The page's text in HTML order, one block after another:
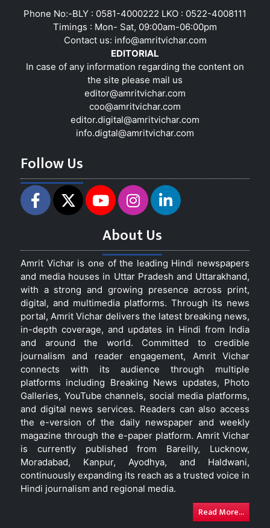
Phone No:-BLY : 0581-4000222 LKO : 0522-4008111
Timings : Mon- Sat, 09:00am-06:00pm
Contact us: info@amritvichar.com
EDITORIAL
In case of any information regarding the content on
the site please mail us
editor@amritvichar.com
coo@amritvichar.com
editor.digital@amritvichar.com
info.digtal@amritvichar.com
Follow Us
About Us
Amrit Vichar is one of the leading Hindi newspapers
and media houses in Uttar Pradesh and Uttarakhand,
with a strong and growing presence across print,
digital, and multimedia platforms. Through its news
portal, Amrit Vichar delivers the latest breaking news,
in-depth coverage, and updates in Hindi from India
and around the world. Committed to credible
journalism and reader engagement, Amrit Vichar
connects with its audience through multiple
platforms including Breaking News updates, Photo
Galleries, YouTube channels, social media platforms,
and digital news services. Readers can also access
the e-version of the daily newspaper and weekly
magazine through the e-paper platform. Amrit Vichar
is currently published from Bareilly, Lucknow,
Moradabad, Kanpur, Ayodhya, and Haldwani,
continuously expanding its reach as a trusted voice in
Hindi journalism and regional media.
Read More...